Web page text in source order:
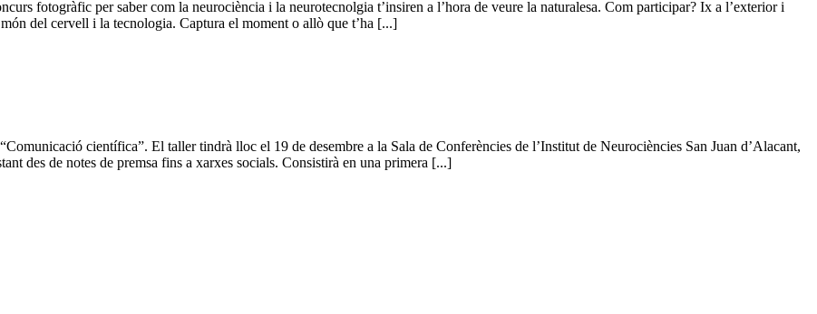
fotogràfic per saber com la neurociència i la neurotecnolgia t’insiren a l’hora de veure la naturalesa. Com participar? Ix a l’exterior i
del cervell i la tecnologia. Captura el moment o allò que t’ha [...]
científica”. El taller tindrà lloc el 19 de desembre a la Sala de Conferències de l’Institut de Neurociències San Juan d’Alacant,
des de notes de premsa fins a xarxes socials. Consistirà en una primera [...]